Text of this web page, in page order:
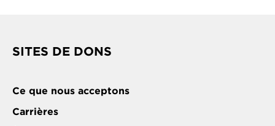
SITES DE DONS
Ce que nous acceptons
Carrières